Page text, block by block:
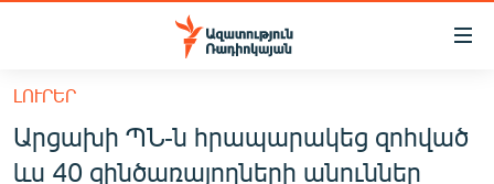
Մատչելիության
հիմնական
բովանդակությանը
ԱնցնելՀԱՅԱՍՏԱՆ
ԼՈՒՐԵՐ
Արցախի ՊՆ-ն հրապարակեց զոհված
ևս 40 զինծառայողների անուններ